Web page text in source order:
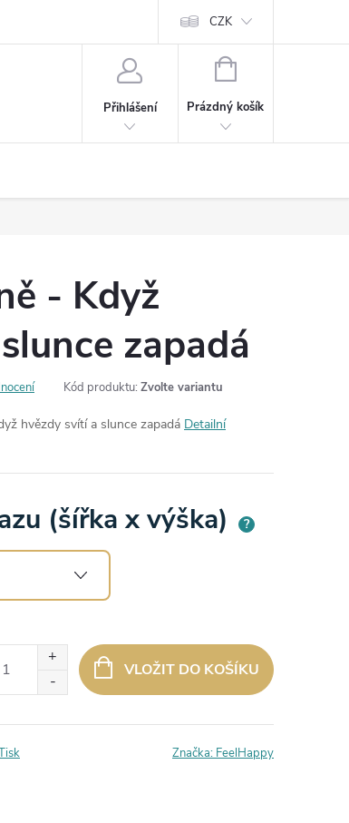
Kontakt
CZK
Přihlášení
NÁKUPNÍ
Prázdný košík
- Když
zapadá
Kód produktu: Zvolte variantu
hvězdy svítí a slunce zapadá Detailní
(šířka x výška) ?
VLOŽIT DO KOŠÍKU
Značka: FeelHappy